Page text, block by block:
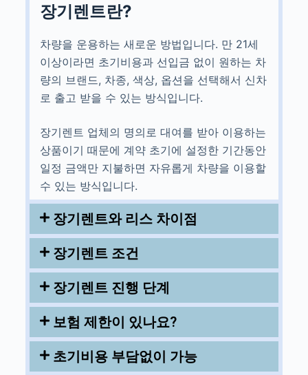
장기렌트란?
차량을 운용하는 새로운 방법입니다. 만 21세
이상이라면 초기비용과 선입금 없이 원하는 차
량의 브랜드, 차종, 색상, 옵션을 선택해서 신차
로 출고 받을 수 있는 방식입니다.
장기렌트 업체의 명의로 대여를 받아 이용하는
상품이기 때문에 계약 초기에 설정한 기간동안
일정 금액만 지불하면 자유롭게 차량을 이용할
수 있는 방식입니다.
장기렌트와 리스 차이점
장기렌트 조건
장기렌트 진행 단계
보험 제한이 있나요?
초기비용 부담없이 가능